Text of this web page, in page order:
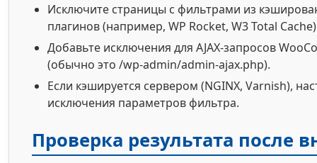
Исключите страницы с фильтрами из
плагинов (например, WP Rocket, W3 Total
Добавьте исключения для AJAX-запросов
(обычно это /wp-admin/admin-ajax.php).
Если кэшируется сервером (NGINX, Varnish),
исключения параметров фильтра.
Проверка результата после